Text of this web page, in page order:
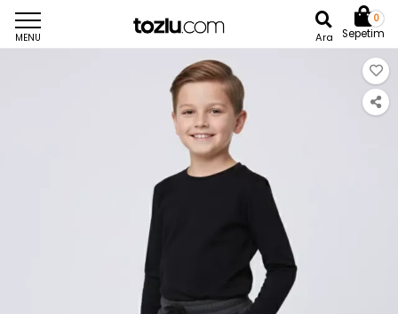
MENU Ara
0
Sepetim